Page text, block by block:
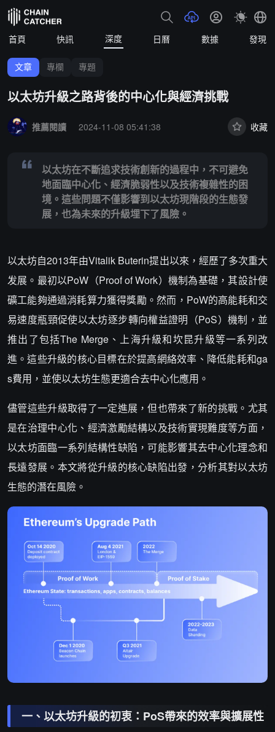
首頁 快訊 深度 日曆 數據 發現
文章 專欄 專題
以太坊升級之路背後的中心化與經濟挑戰
推薦閱讀
2024-11-08 05:41:38 收藏
以太坊在不斷追求技術創新的過程中，不可避免
地面臨中心化、經濟脆弱性以及技術複雜性的困
境。這些問題不僅影響到以太坊現階段的生態發
展，也為未來的升級埋下了風險。
以太坊自2013年由Vitalik Buterin提出以來，經歷了多次重大
发展。最初以PoW（Proof of Work）機制為基礎，其設計使
礦工能夠通過消耗算力獲得獎勵。然而，PoW的高能耗和交
易速度瓶頸促使以太坊逐步轉向權益證明（PoS）機制，並
推出了包括The Merge、上海升級和坎昆升級等一系列改
進。這些升級的核心目標在於提高網絡效率、降低能耗和ga
s費用，並使以太坊生態更適合去中心化應用。
儘管這些升級取得了一定進展，但也帶來了新的挑戰。尤其
是在治理中心化、經濟激勵結構以及技術實現難度等方面，
以太坊面臨一系列結構性缺陷，可能影響其去中心化理念和
長遠發展。本文將從升級的核心缺陷出發，分析其對以太坊
生態的潛在風險。
一、以太坊升級的初衷：PoS帶來的效率與擴展性